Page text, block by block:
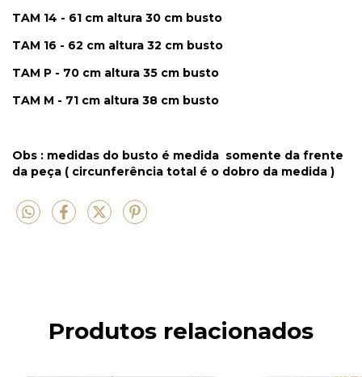
TAM 14 - 61 cm altura 30 cm busto
TAM 16 - 62 cm altura 32 cm busto
TAM P - 70 cm altura 35 cm busto
TAM M - 71 cm altura 38 cm busto
Obs : medidas do busto é medida somente da frente
da peça ( circunferência total é o dobro da medida )
Produtos relacionados